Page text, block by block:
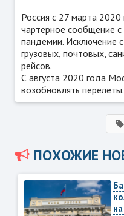
Россия с 27 марта 2020
чартерное сообщение с
пандемии. Исключение
грузовых, почтовых,
рейсов.
С августа 2020 года
возобновлять перелеты.
ПОХОЖИЕ